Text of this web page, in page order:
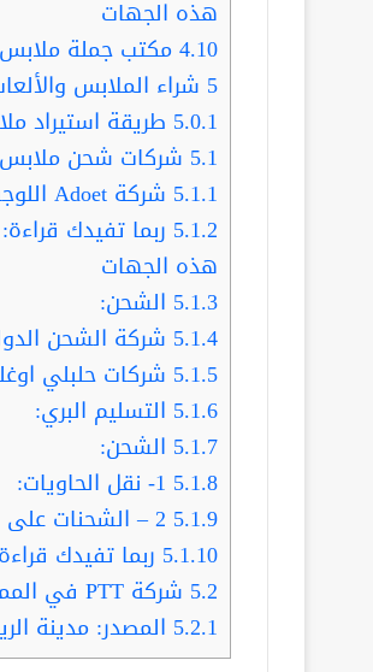
هذه الجهات
4.10مكتب جملة
5 شراء الملابس
5.0.1 طريقة استيراد
5.1 شركات شحن ملابس
5.1.1 شركة Adoet اللوجستية:
5.1.2 ربما تفيدك
هذه الجهات
5.1.3 الشحن:
5.1.4 شركة الشحن
5.1.5 شركات حلبلي
5.1.6 التسليم البري:
5.1.7 الشحن:
5.1.8
5.1.9
5.1.10 ربما تفيدك قراءة: مواقع
5.2 شركة PTT في المملكة العربية السعودية
5.2.1 المصدر: مدينة